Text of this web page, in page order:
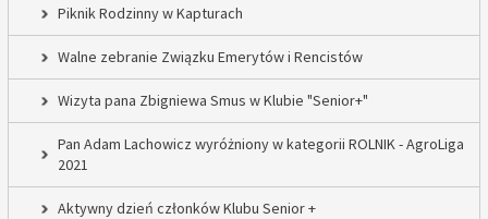
Piknik Rodzinny w Kapturach
Walne zebranie Związku Emerytów i Rencistów
Wizyta pana Zbigniewa Smus w Klubie "Senior+"
Pan Adam Lachowicz wyróżniony w kategorii ROLNIK - AgroLiga
2021
Aktywny dzień członków Klubu Senior +